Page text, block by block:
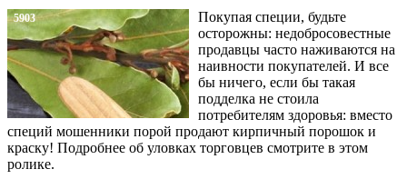
5903
Покупая специи, будьте
осторожны: недобросовестные
продавцы часто наживаются на
наивности покупателей. И все
бы ничего, если бы такая
подделка не стоила
потребителям здоровья: вместо
специй мошенники порой продают кирпичный порошок и
краску! Подробнее об уловках торговцев смотрите в этом
ролике.